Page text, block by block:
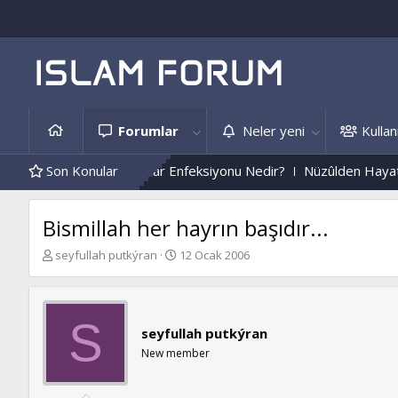
Forumlar Neler yeni
Son Konular
Mantar Enfeksiyonu Nedir? Nüzûlden Hayata...
Bismillah her hayrın başıdır...
K
b
a
seyfullah putkýran
B
n
g
12 Ocak 2006
S seyfullah putkýran
New member